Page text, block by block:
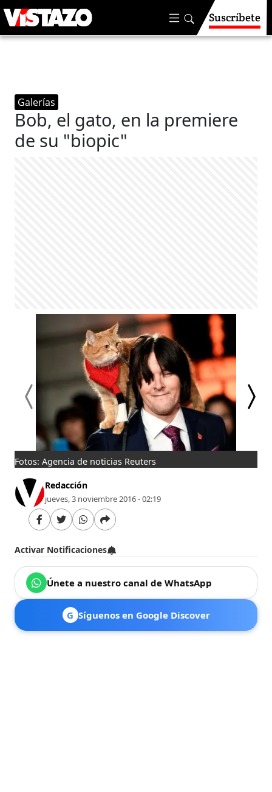
Suscríbete
Galerías
Bob, el gato, en la premiere
de su "biopic"
Fotos: Agencia de noticias Reuters
Redacción
jueves, 3 noviembre 2016 - 02:19
Activar Notificaciones
Únete a nuestro canal de WhatsApp
G Síguenos en Google Discover